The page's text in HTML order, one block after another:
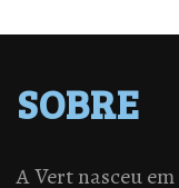
SOBRE
A Vert nasceu